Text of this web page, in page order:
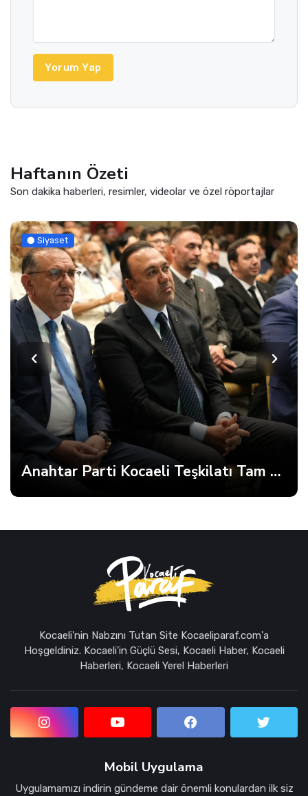
Yorum Yap
Haftanın Özeti
Son dakika haberleri, resimler, videolar ve özel röportajlar
Siyaset
Anahtar Parti Kocaeli Teşkilatı Tam Kadro Toplandı
Kocaeli'nin Nabzını Tutan Site Kocaeliparaf.com'a
Hoşgeldiniz. Kocaeli'in Güçlü Sesi, Kocaeli Haber, Kocaeli
Haberleri, Kocaeli Yerel Haberleri
Mobil Uygulama
Uygulamamızı indirin gündeme dair önemli konulardan ilk siz